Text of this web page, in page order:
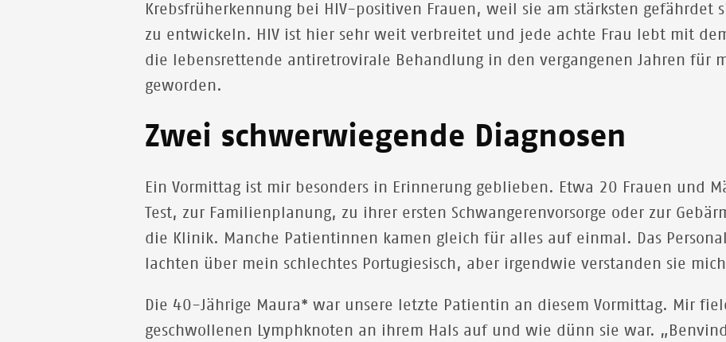
Krebsfrüherkennung bei HIV-positiven Frauen, weil sie am stärksten gefährdet
zu entwickeln. HIV ist hier sehr weit verbreitet und jede achte Frau lebt mit
die lebensrettende antiretrovirale Behandlung in den vergangenen Jahren für
geworden.
Zwei schwerwiegende Diagnosen
Ein Vormittag ist mir besonders in Erinnerung geblieben. Etwa 20 Frauen und
Test, zur Familienplanung, zu ihrer ersten Schwangerenvorsorge oder zur
die Klinik. Manche Patientinnen kamen gleich für alles auf einmal. Das
lachten über mein schlechtes Portugiesisch, aber irgendwie verstanden sie
Die 40-Jährige Maura* war unsere letzte Patientin an diesem Vormittag. Mir
geschwollenen Lymphknoten an ihrem Hals auf und wie dünn sie war.